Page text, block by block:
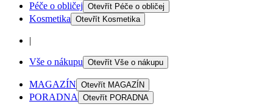
Péče o obličej Otevřít Péče o obličej
Kosmetika Otevřít Kosmetika
|
Vše o nákupu Otevřít Vše o nákupu
MAGAZÍN Otevřít MAGAZÍN
PORADNA Otevřít PORADNA